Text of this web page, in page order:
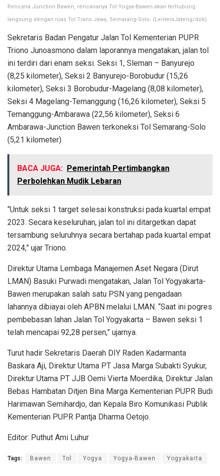
Rencana Junction Bawen, rencananya Tol Yogya-Bawen akan terhubung
langsung dengan ruas Tol Trans Jawa, Semarang-Solo. (LenteraJateng/dok).
Sekretaris Badan Pengatur Jalan Tol Kementerian PUPR
Triono Junoasmono dalam laporannya mengatakan, jalan tol
ini terdiri dari enam seksi. Seksi 1, Sleman – Banyurejo
(8,25 kilometer), Seksi 2 Banyurejo-Borobudur (15,26
kilometer), Seksi 3 Borobudur-Magelang (8,08 kilometer),
Seksi 4 Magelang-Temanggung (16,26 kilometer), Seksi 5
Temanggung-Ambarawa (22,56 kilometer), Seksi 6
Ambarawa-Junction Bawen terkoneksi Tol Semarang-Solo
(5,21 kilometer).
BACA JUGA: Pemerintah Pertimbangkan
Perbolehkan Mudik Lebaran
“Untuk seksi 1 target selesai konstruksi pada kuartal empat
2023. Secara keseluruhan, jalan tol ini ditargetkan dapat
tersambung seluruhnya secara bertahap pada kuartal empat
2024,” ujar Triono.
Direktur Utama Lembaga Manajemen Aset Negara (Dirut
LMAN) Basuki Purwadi mengatakan, Jalan Tol Yogyakarta-
Bawen merupakan salah satu PSN yang pengadaan
lahannya dibiayai oleh APBN melalui LMAN. “Saat ini pogres
pembebasan lahan Jalan Tol Yogyakarta – Bawen seksi 1
telah mencapai 92,28 persen,” ujarnya.
Turut hadir Sekretaris Daerah DIY Raden Kadarmanta
Baskara Aji, Direktur Utama PT Jasa Marga Subakti Syukur,
Direktur Utama PT JJB Oemi Vierta Moerdika, Direktur Jalan
Bebas Hambatan Ditjen Bina Marga Kementerian PUPR Budi
Harimawan Semihardjo, dan Kepala Biro Komunikasi Publik
Kementerian PUPR Pantja Dharma Oetojo.
Editor: Puthut Ami Luhur
Tags: Bawen Tol Yogya Yogya-Bawen Yogyakarta